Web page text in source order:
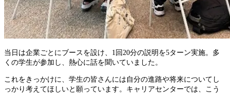
当日は企業ごとにブースを設け、1回20分の説明を5ターン実施。多
くの学生が参加し、熱心に話を聞いていました。
これをきっかけに、学生の皆さんには自分の進路や将来についてし
っかり考えてほしいと願っています。キャリアセンターでは、こう